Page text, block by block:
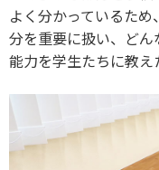
よく分かっているた
分を重要に扱い、ど
能力を学生たちに教え